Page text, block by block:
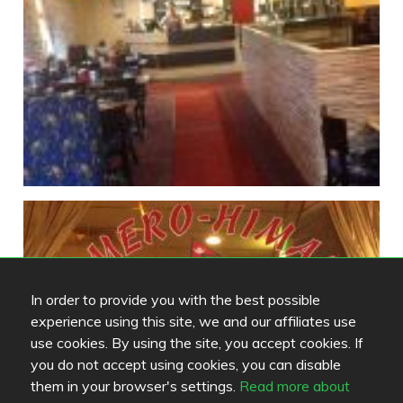
In order to provide you with the best possible
experience using this site, we and our affiliates use
use cookies. By using the site, you accept cookies. If
you do not accept using cookies, you can disable
them in your browser's settings. Read more about